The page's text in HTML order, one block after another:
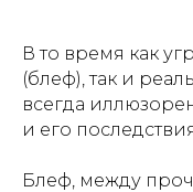
В то время как
(блеф), так и
всегда
и его
Блеф, между